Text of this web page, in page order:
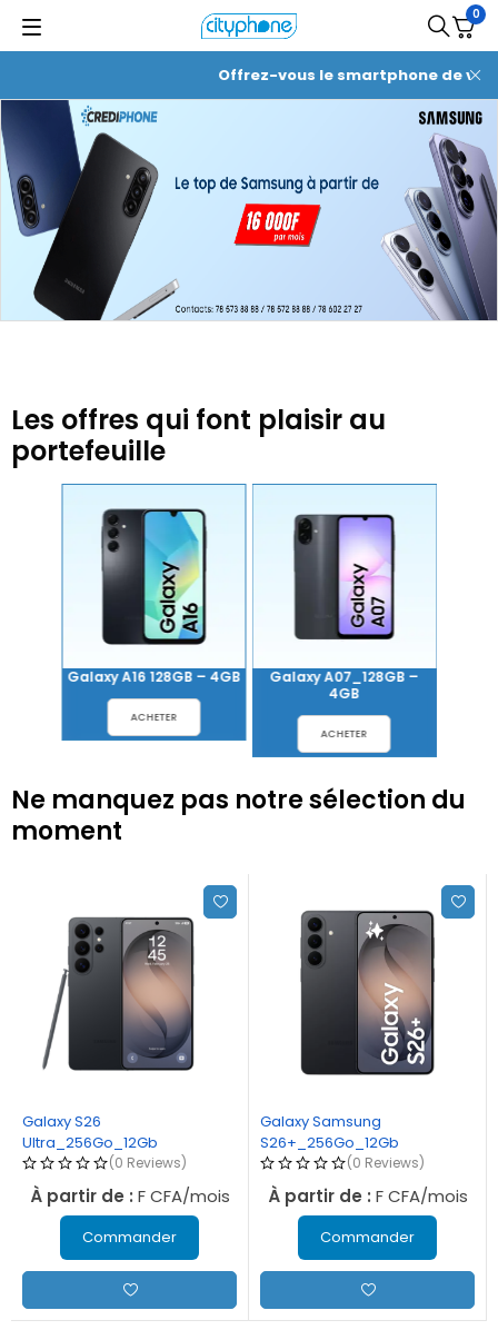
Offrez-vous le smartphone de vos
0
Les offres qui font plaisir au
portefeuille
Galaxy A16 128GB – 4GB
ACHETER
Galaxy A07_128GB –
4GB
ACHETER
Ne manquez pas notre sélection du
moment
Galaxy S26
Ultra_256Go_12Gb
(0 Reviews)
À partir de : F CFA/mois
Commander
Galaxy Samsung
S26+_256Go_12Gb
(0 Reviews)
À partir de : F CFA/mois
Commander